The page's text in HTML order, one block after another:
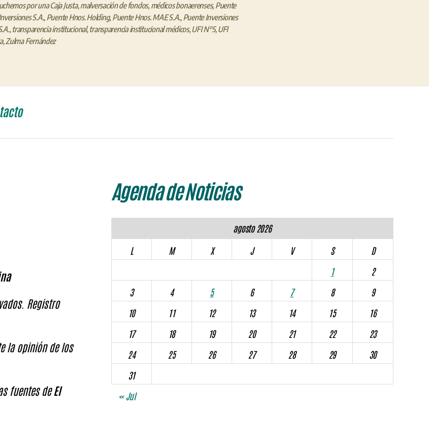
por una Caja Justa,malversación de fondos, médicos bonaerenses, Puente
S.A., Puente Hnos. Holding, Puente Hnos. MAE S.A., Puente Inversiones
, transparencia institucional, transparencia institucional médicos, UFI N°5, UFI
,Zulma Fernández
Registro
la opinión de los
fuentes deEl
Agenda de Noticias
agosto 2026
L
M X J V S
D
1
2
3
4 5 6 7 8
9
10
11 12 13 14 15
16
17
18 19 20 21 22
23
24
25 26 27 28 29
30
31
« Jul